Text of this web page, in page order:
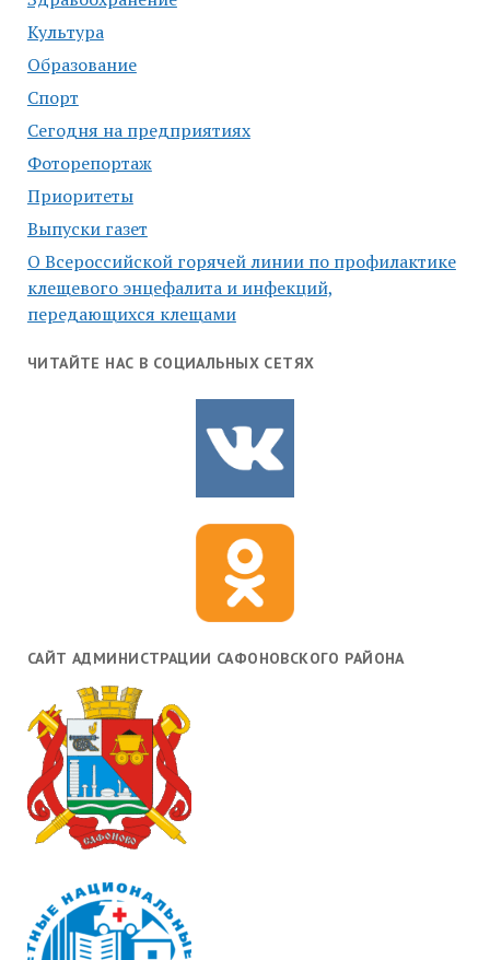
Культура
Образование
Спорт
Сегодня на предприятиях
Фоторепортаж
Приоритеты
Выпуски газет
О Всероссийской горячей линии по профилактике
клещевого энцефалита и инфекций,
передающихся клещами
ЧИТАЙТЕ НАС В СОЦИАЛЬНЫХ СЕТЯХ
САЙТ АДМИНИСТРАЦИИ САФОНОВСКОГО РАЙОНА